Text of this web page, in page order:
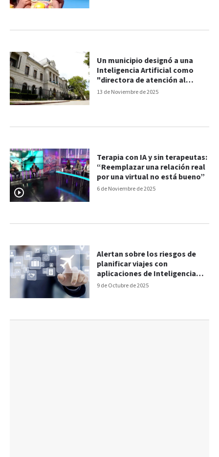
13 de Noviembre de 2025
Un municipio designó a una
Inteligencia Artificial como
"directora de atención al
vecino"
6 de Noviembre de 2025
Terapia con IA y sin terapeutas:
“Reemplazar una relación real
por una virtual no está bueno”
9 de Octubre de 2025
Alertan sobre los riesgos de
planificar viajes con
aplicaciones de Inteligencia
Artificial